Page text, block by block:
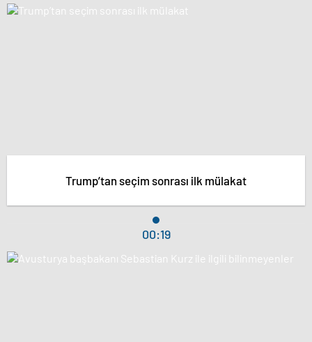
Trump’tan seçim sonrası ilk mülakat
00:19